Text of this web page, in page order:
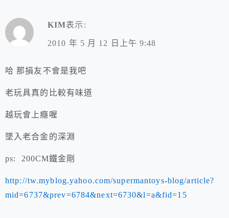
KIM表示:
2010 年 5 月 12 日上午 9:48
哈 那損友不會是我吧
老玩具真的比較有味道
越玩會上癮喔
墜入老合金的深淵
ps: 200CM鐵金剛
http://tw.myblog.yahoo.com/supermantoys-blog/article?
mid=6737&prev=6784&next=6730&l=a&fid=15